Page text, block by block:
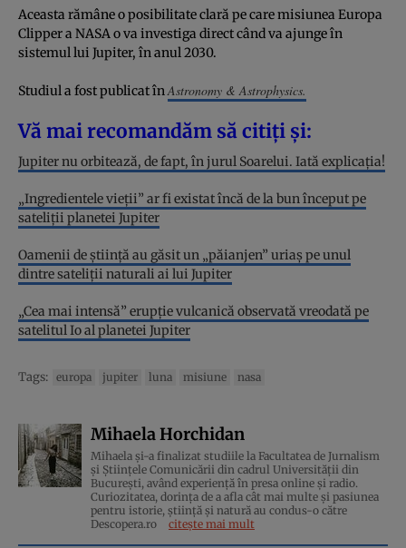
Aceasta rămâne o posibilitate clară pe care misiunea Europa
Clipper a NASA o va investiga direct când va ajunge în
sistemul lui Jupiter, în anul 2030.
Studiul a fost publicat înAstronomy & Astrophysics.
Vă mai recomandăm să citiți și:
Jupiter nu orbitează, de fapt, în jurul Soarelui. Iată explicația!
„Ingredientele vieții” ar fi existat încă de la bun început pe
sateliții planetei Jupiter
Oamenii de știință au găsit un „păianjen” uriaș pe unul
dintre sateliții naturali ai lui Jupiter
„Cea mai intensă” erupție vulcanică observată vreodată pe
satelitul Io al planetei Jupiter
Tags: europa jupiter luna misiune nasa
Mihaela Horchidan
Mihaela și-a finalizat studiile la Facultatea de Jurnalism
și Științele Comunicării din cadrul Universității din
București, având experiență în presa online și radio.
Curiozitatea, dorința de a afla cât mai multe și pasiunea
pentru istorie, ştiinţă şi natură au condus-o către
Descopera.ro
citește mai mult